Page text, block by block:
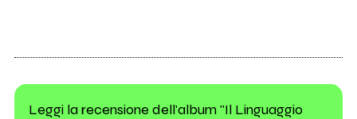
Leggi la recensione dell'album "Il Linguaggio